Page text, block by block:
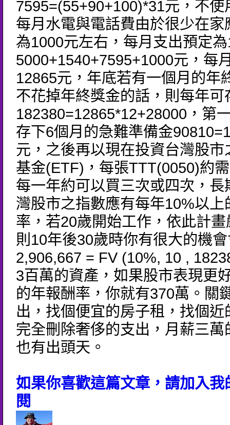
7595=(55+90+100)*31元，不使
每月水電與電話費由於很少在家
為1000元左右，每月支出預定
5000+1540+7595+1000元，每
12865元，年底若有一個月的年
不花掉年終獎金的話，則每年可
182380=12865*12+28000，第
存下6個月的急難準備金
元，之後再以現在投資台灣股市
基金(ETF)，每張TTT(0050)約
每一年約可以買三次或四次，長
灣股市之指數應有每年10%以上
率，若20歲開始工作，依此計
則10年後30歲時你有很大的機
2,906,667 = FV (10%, 10 ,
3百萬的資產，如果股市表現更
的年報酬率，你就有370萬。關
出，找個便宜的房子租，找個近
完全刪除奢侈的支出，月薪三萬
也有出頭天。
如果你喜歡這篇文章，請加入我
閱